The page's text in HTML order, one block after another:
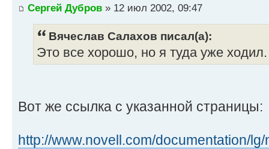
Сергей Дубров » 12 июл 2002, 09:47
Вячеслав Салахов писал(а):
Это все хорошо, но я туда уже
Вот же ссылка с указанной страницы:
http://www.novell.com/documentation/